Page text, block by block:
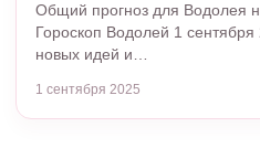
Общий прогноз для Водолея
Гороскоп Водолей 1
новых идей и…
1 сентября 2025